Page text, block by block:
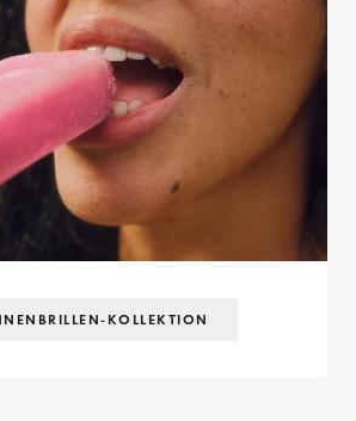
KOLLEKTION